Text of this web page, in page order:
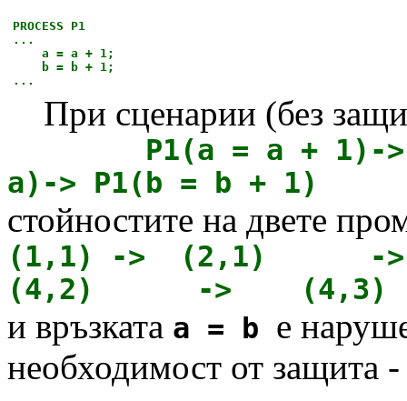
PROCESS P1
...
a = a + 1;
b = b + 1;
...
При сценарии (без
P1(a = a + 1)->
a)-> P1(b = b + 1)
стойностите на двете
(1,1) -> (2,1)
(4,2) -> (4,3)
и връзката a = b е
необходимост от защита